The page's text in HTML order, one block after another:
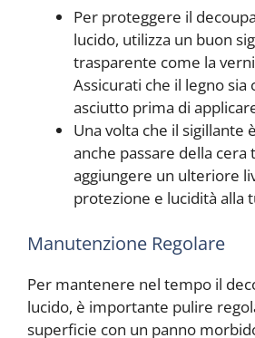
Per proteggere il
lucido, utilizza un buon
trasparente come la
Assicurati che il legno
asciutto prima di
Una volta che il sigillante
anche passare della
aggiungere un ulteriore
protezione e lucidità alla
Manutenzione Regolare
Per mantenere nel tempo il
lucido, è importante pulire
superficie con un panno